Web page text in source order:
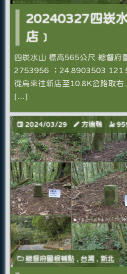
20240327四崁
店﹞
四崁水山 標高565公尺 總督府
2753956 ；24.8903503
從烏來往新店至10.8K岔路取右
[…]
2024/03/29 方塊鴨
總督府圖根補點,台灣 ,新北